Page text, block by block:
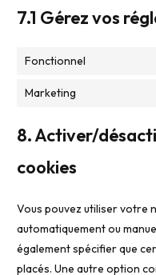
7.1 Gérez vos
Fonctionnel
Marketing
8. Activer/
cookies
Vous pouvez utiliser votre
automatiquement ou
également spécifier que
placés. Une autre option